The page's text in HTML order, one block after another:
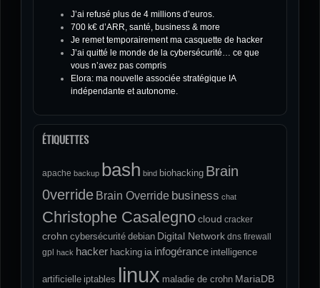
J’ai refusé plus de 4 millions d’euros.
700 k€ d’ARR, santé, business & more
Je remet temporairement ma casquette de hacker
J’ai quitté le monde de la cybersécurité… ce que
vous n’avez pas compris
Elora: ma nouvelle associée stratégique IA
indépendante et autonome.
ÉTIQUETTES
apache backup bash bind biohacking Brain
0verride Brain Override business chat
Christophe Casalegnocloud cracker
crohn cybersécurité debian Digital Network dns firewall
gpl
hack hacker hacking ia infogérance intelligence
artificielle iptables linux maladie de crohn MariaDB